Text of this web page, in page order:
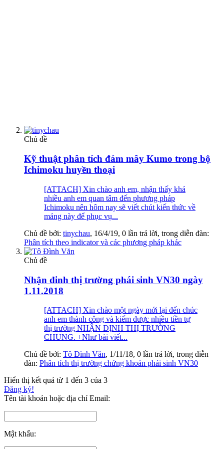
Chủ đề
Kỹ thuật phân tích đám mây Kumo trong bộ
Ichimoku huyền thoại
[ATTACH] Xin chào anh em, nhận thấy khá
nhiều anh em quan tâm đến phương pháp
Ichimoku nên hôm nay sẽ viết chút kiến thức về
mảng này để phục vụ...
Chủ đề bởi: tinychau, 16/4/19, 0 lần trả lời, trong diễn đàn:
Phân tích theo indicator và các phương pháp khác
Chủ đề
Nhận đinh thị trường phái sinh VN30 ngày
1.11.2018
[ATTACH] Xin chào một ngày mới lại đến chúc
anh em thành công và kiếm được nhiều tiền tự
thị trường NHẬN ĐỊNH THỊ TRƯỜNG
CHUNG. +Như bài viết...
Chủ đề bởi: Tô Đình Văn, 1/11/18, 0 lần trả lời, trong diễn
đàn: Phân tích thị trường chứng khoán phái sinh VN30
Hiển thị kết quả từ 1 đến 3 của 3
Đăng ký!
Tên tài khoản hoặc địa chỉ Email:
Mật khẩu: